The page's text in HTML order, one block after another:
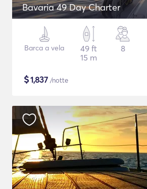
Bavaria 49 Day Charter
Barca a vela
49 ft
15 m
8
$1,837 /notte